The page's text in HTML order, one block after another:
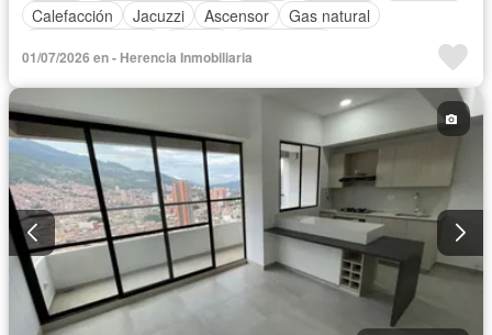
Calefacción
Jacuzzi Ascensor
Gas natural
01/07/2026 en - Herencia Inmobiliaria